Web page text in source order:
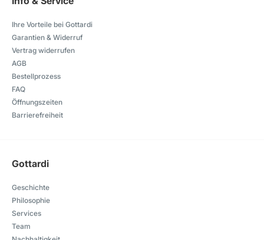
Ihre Vorteile bei Gottardi
Garantien & Widerruf
Vertrag widerrufen
AGB
Bestellprozess
FAQ
Öffnungszeiten
Barrierefreiheit
Gottardi
Geschichte
Philosophie
Services
Team